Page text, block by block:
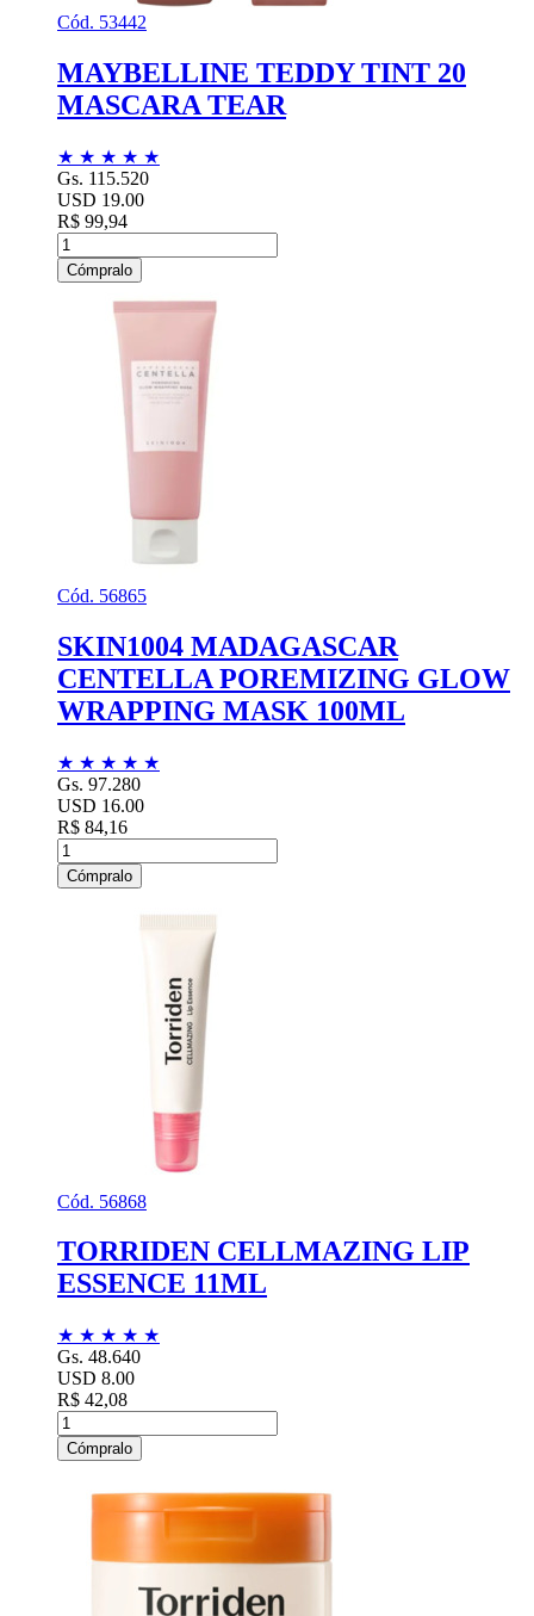
Cód. 53442
MAYBELLINE TEDDY TINT 20
MASCARA TEAR
★ ★ ★ ★ ★
Gs. 115.520
USD 19.00
R$ 99,94
Cómpralo
Cód. 56865
SKIN1004 MADAGASCAR
CENTELLA POREMIZING GLOW
WRAPPING MASK 100ML
★ ★ ★ ★ ★
Gs. 97.280
USD 16.00
R$ 84,16
Cómpralo
Cód. 56868
TORRIDEN CELLMAZING LIP
ESSENCE 11ML
★ ★ ★ ★ ★
Gs. 48.640
USD 8.00
R$ 42,08
Cómpralo